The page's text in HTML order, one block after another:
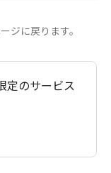
ジに戻ります。
定のサービス